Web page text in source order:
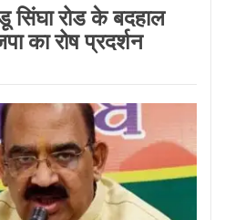
सिंघा रोड के बदहाल
का रोष प्रदर्शन